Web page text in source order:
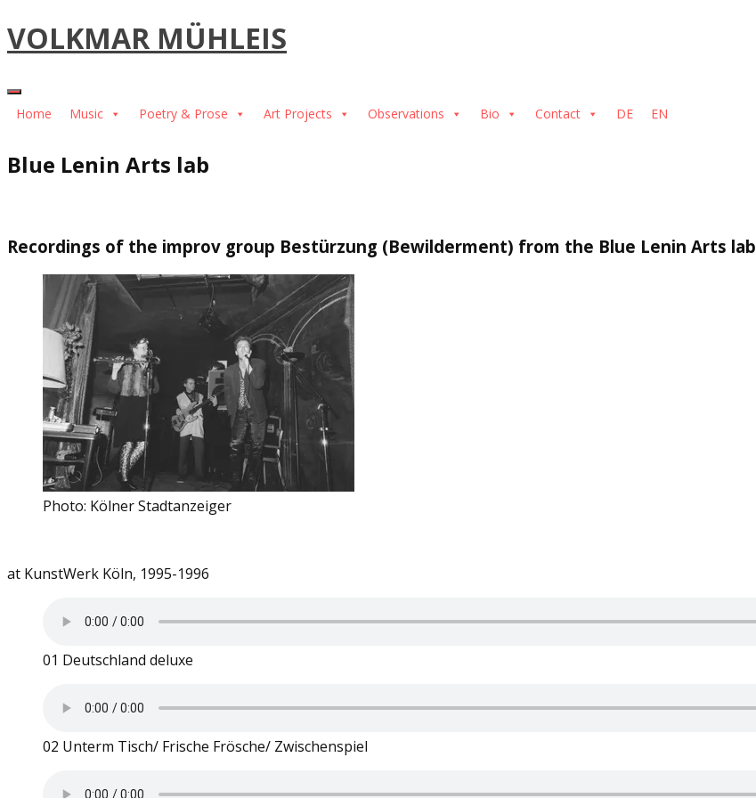
Skip
to
VOLKMAR MÜHLEIS
Home Music Poetry & Prose Art Projects Observations Bio Contact DE EN
Blue Lenin Arts lab
Recordings of the improv group Bestürzung (Bewilderment) from the Blue Lenin Arts lab
Photo: Kölner Stadtanzeiger
at KunstWerk Köln, 1995-1996
01 Deutschland deluxe
02 Unterm Tisch/ Frische Frösche/ Zwischenspiel